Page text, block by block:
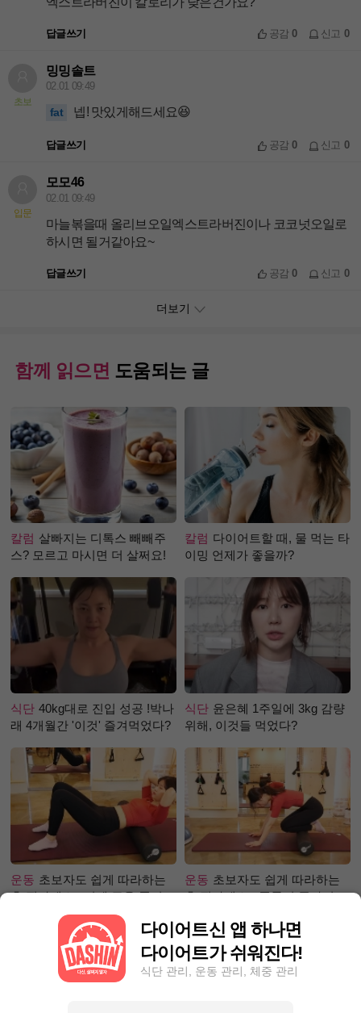
답글쓰기 공감0 신고 0
초보
밍밍솔트
02.01 09:49
fat 넵! 맛있게해드세요😆
답글쓰기 공감0 신고 0
입문
모모46
02.01 09:49
마늘볶을때 올리브오일엑스트라버진이나 코코넛오일로
하시면 될거같아요~
답글쓰기 공감0 신고 0
더보기
함께 읽으면 도움되는 글
칼럼 살빠지는 디톡스 빼빼주
스? 모르고 마시면 더 살쩌요!
칼럼 다이어트할 때, 물 먹는 타
이밍 언제가 좋을까?
식단 40kg대로 진입 성공 !박나
래 4개월간 '이것' 즐겨먹었다?
식단 윤은혜 1주일에 3kg 감량
위해, 이것들 먹었다?
운동 초보자도 쉽게 따라하는
홈 필라테스 –어깨 근육 풀어주
운동 초보자도 쉽게 따라하는
홈 필라테스 - 폼롤러 종아리 알
다이어트신 앱 하나면
다이어트가 쉬워진다!
식단 관리, 운동 관리, 체중 관리